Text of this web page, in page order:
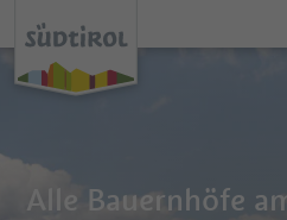
Alle Bauernhöfe